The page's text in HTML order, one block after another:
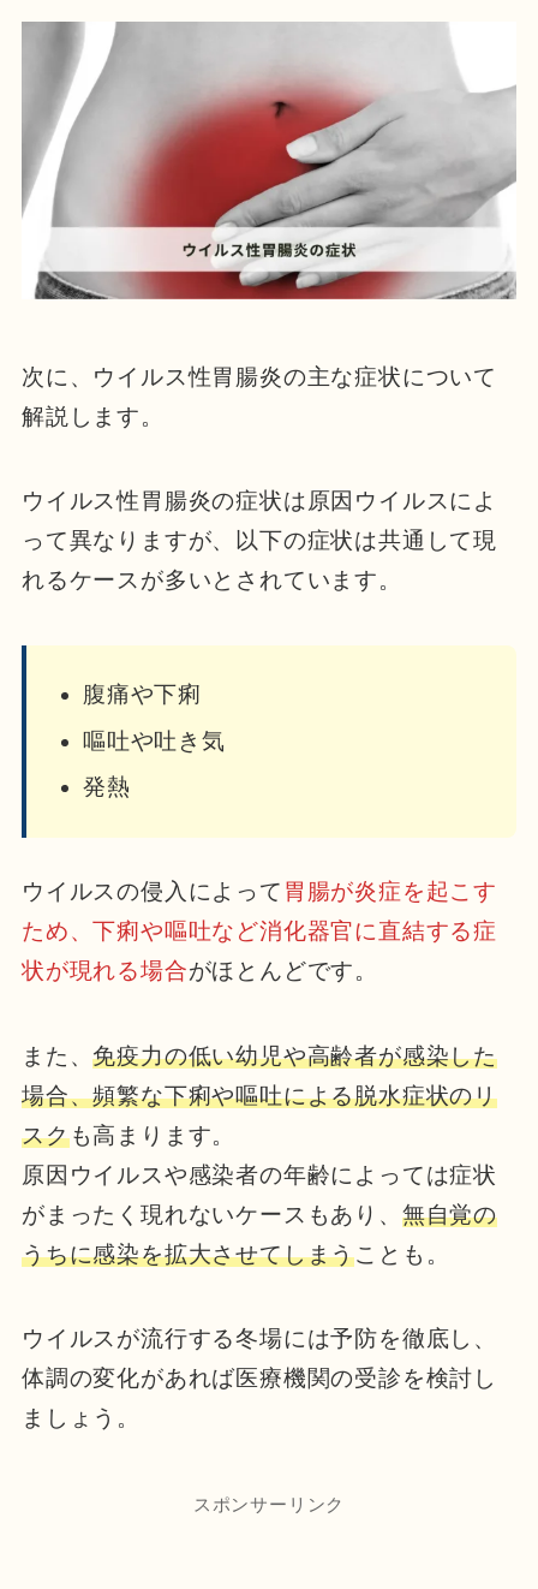
次に、ウイルス性胃腸炎の主な症状について
解説します。
ウイルス性胃腸炎の症状は原因ウイルスによ
って異なりますが、以下の症状は共通して現
れるケースが多いとされています。
腹痛や下痢
嘔吐や吐き気
発熱
ウイルスの侵入によって 胃腸が炎症を起こす
ため、下痢や嘔吐など消化器官に直結する症
状が現れる場合がほとんどです。
また、免疫力の低い幼児や高齢者が感染した
場合、頻繁な下痢や嘔吐による脱水症状のリ
スクも高まります。
原因ウイルスや感染者の年齢によっては症状
がまったく現れないケースもあり、 無自覚の
うちに感染を拡大させてしまうことも。
ウイルスが流行する冬場には予防を徹底し、
体調の変化があれば医療機関の受診を検討し
ましょう。
スポンサーリンク